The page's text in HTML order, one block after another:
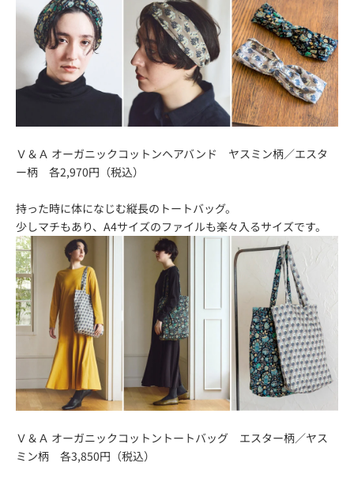
Ｖ＆Ａ オーガニックコットンヘアバンド ヤスミン柄／エスタ
ー柄 各2,970円（税込）
持った時に体になじむ縦長のトートバッグ。
少しマチもあり、A4サイズのファイルも楽々入るサイズです。
Ｖ＆Ａ オーガニックコットントートバッグ エスター柄／ヤス
ミン柄 各3,850円（税込）